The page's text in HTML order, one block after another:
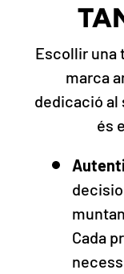
Escollir una
marca
dedicació al
és
Cada